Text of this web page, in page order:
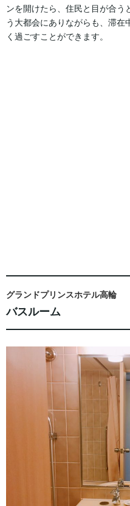
ンを開けたら、住民と目が合
う大都会にありながらも、滞在
く過ごすことができます。
グランドプリンスホテル高輪
バスルーム